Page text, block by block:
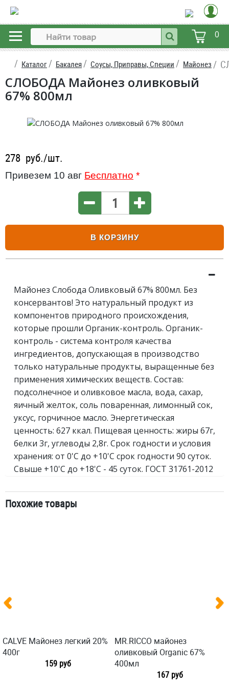
0
Каталог Бакалея Соусы, Приправы, Специи Майонез
СЛОБОДА Майонез оливковый
67% 800мл
278 руб./шт.
Привезем 10 авг Бесплатно *
В КОРЗИНУ
Майонез Слобода Оливковый 67% 800мл. Без
консервантов! Это натуральный продукт из
компонентов природного происхождения,
которые прошли Органик-контроль. Органик-
контроль - система контроля качества
ингредиентов, допускающая в производство
только натуральные продукты, выращенные без
применения химических веществ. Состав:
подсолнечное и оливковое масла, вода, сахар,
яичный желток, соль поваренная, лимонный сок,
уксус, горчичное масло. Энергетическая
ценность: 627 ккал. Пищевая ценность: жиры 67г,
белки 3г, углеводы 2,8г. Срок годности и условия
хранения: от 0'C до +10'C срок годности 90 суток.
Свыше +10'C до +18'C - 45 суток. ГОСТ 31761-2012
Похожие товары
CALVE Майонез легкий 20%
400г
159 руб
MR.RICCO майонез
оливковый Organic 67%
400мл
167 руб